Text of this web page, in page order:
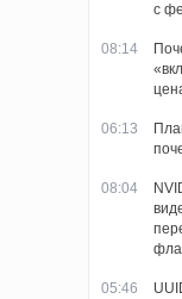
с
08:14
06:13
08:04
05:46